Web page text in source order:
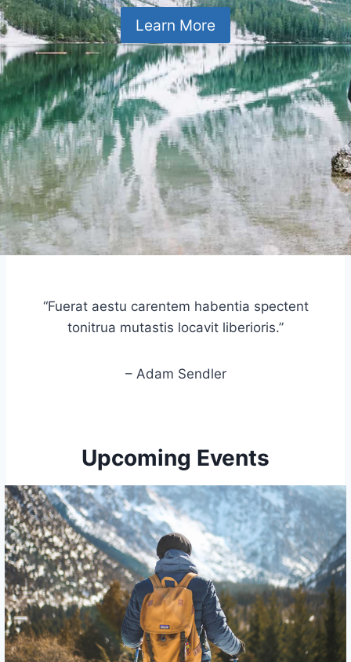
Learn More
“Fuerat aestu carentem habentia spectent
tonitrua mutastis locavit liberioris.”
– Adam Sendler
Upcoming Events